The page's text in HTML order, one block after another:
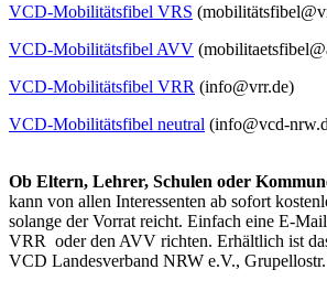
VCD-Mobilitätsfibel VRS
VCD-Mobilitätsfibel AVV
VCD-Mobilitätsfibel VRR (info@vrr.de)
VCD-Mobilitätsfibel neutral (info@vcd-
Ob Eltern, Lehrer, Schulen oder
kann von allen Interessenten ab sofort
solange der Vorrat reicht. Einfach eine E-
VRR oder den AVV richten. Erhältlich ist
VCD Landesverband NRW e.V.,